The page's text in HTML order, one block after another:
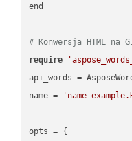
end
# Konwersja HTML na
require
api_words =
name =
opts = {